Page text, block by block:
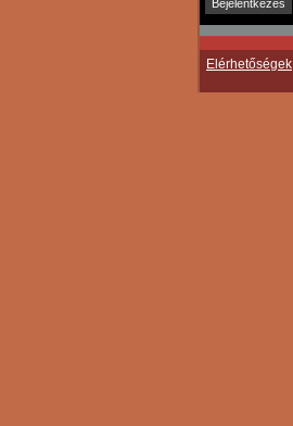
Elérhetőségek